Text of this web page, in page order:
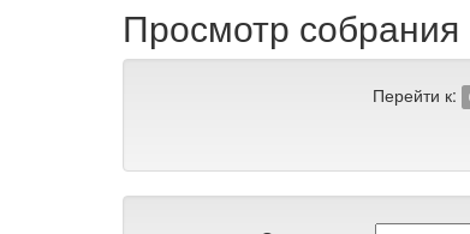
Просмотр
Перейти к: